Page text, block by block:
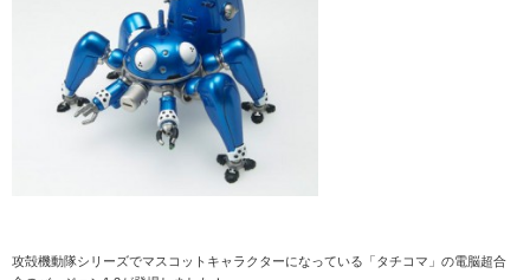
攻殻機動隊シリーズでマスコットキャラクターになっている「タチコマ」の電脳超合